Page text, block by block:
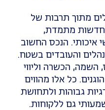
תרבות של
מתמדת,
הנכס החשוב
בשטח.
וליווי
אלו מהווים
ולתחושת
ללקוחות.